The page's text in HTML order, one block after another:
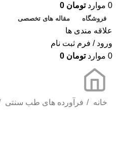
0 موارد تومان
فروشگاه مقاله های تخصصی
علاقه مندی ها
ورود / فرم ثبت نام
0 موارد تومان
خانه فرآورده های طب سنتی